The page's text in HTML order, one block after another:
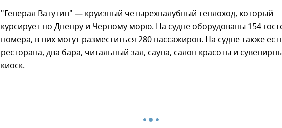
"Генерал Ватутин" — круизный четырехпалубный теплоход, который
курсирует по Днепру и Черному морю. На судне оборудованы 154
номера, в них могут разместиться 280 пассажиров. На судне также
ресторана, два бара, читальный зал, сауна, салон красоты и
киоск.